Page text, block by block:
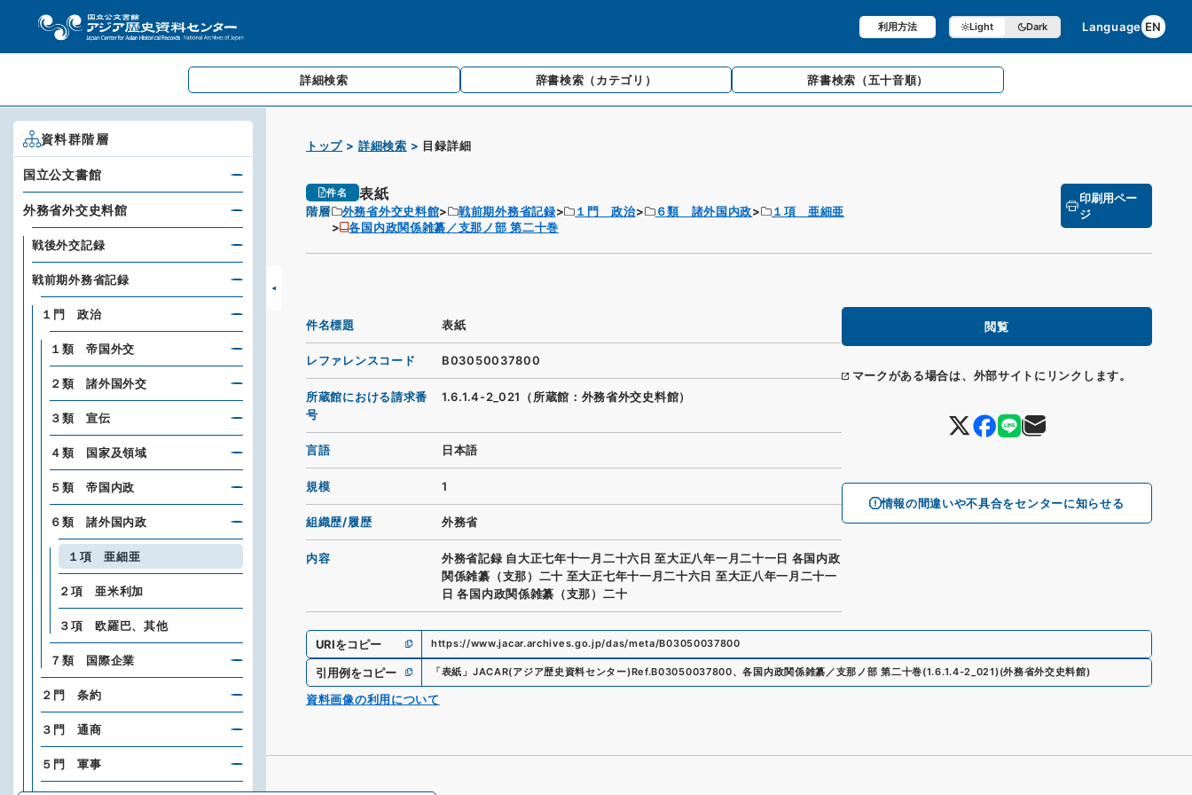
利用方法 Light Dark Language EN
詳細検索 辞書検索 （カテゴリ） 辞書検索 （五十音順）
トップ 詳細検索 目録詳細
件名 表紙
階層 外務省外交史料館 戦前期外務省記録 １門 政治 ６類 諸外国内政
１項 亜細亜
各国内政関係雑纂／支那ノ部 第二十巻
印刷用ペー
ジ
閲覧
マークがある場合は、外部サイトにリンクします。
情報の間違いや不具合をセンターに知らせる
件名標題 表紙
レファレンスコード B03050037800
所蔵館における請求番
号
1.6.1.4-2_021（所蔵館：外務省外交史料館）
言語 日本語
規模 1
組織歴/履歴 外務省
内容
外務省記録 自大正七年十一月二十六日 至大正八年一月二十一日 各国内政
関係雑纂（支那）二十 至大正七年十一月二十六日 至大正八年一月二十一
日 各国内政関係雑纂（支那）二十
URIをコピー https://www.jacar.archives.go.jp/das/meta/B03050037800
引用例をコピー 「表紙 」 JACAR(アジア歴史資料センター)Ref.B03050037800、各国内政関係雑纂／支那ノ部 第二十巻(1.6.1.4-2_021)(外務省外交史料館)
資料画像の利用について
資料群階層
国立公文書館
外務省外交史料館
戦後外交記録
戦前期外務省記録
１門 政治
１類 帝国外交
２類 諸外国外交
３類 宣伝
４類 国家及領域
５類 帝国内政
６類 諸外国内政
１項 亜細亜
２項 亜米利加
３項 欧羅巴、其他
７類 国際企業
２門 条約
３門 通商
５門 軍事